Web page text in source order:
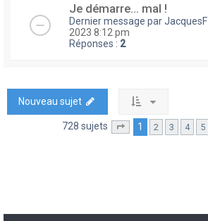
Je démarre... mal !
Dernier message parJacquesF
2023 8:12 pm
Réponses : 2
Nouveau sujet
728 sujets Page sur30
1 2 3 4 5